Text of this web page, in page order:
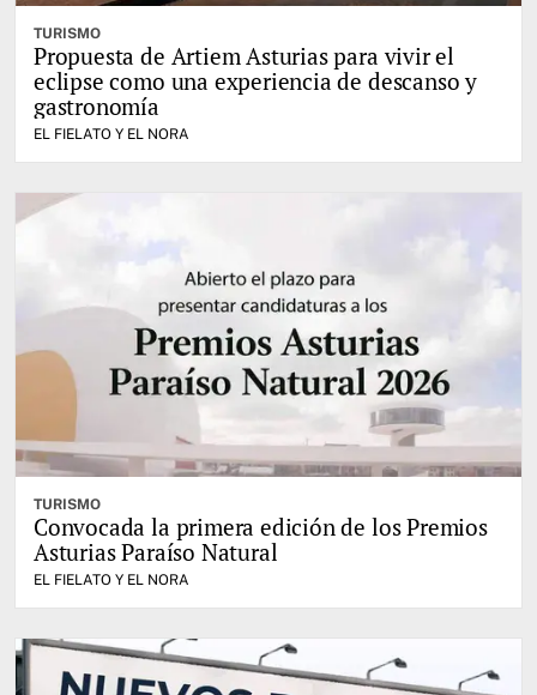
TURISMO
Propuesta de Artiem Asturias para vivir el
eclipse como una experiencia de descanso y
gastronomía
EL FIELATO Y EL NORA
TURISMO
Convocada la primera edición de los Premios
Asturias Paraíso Natural
EL FIELATO Y EL NORA